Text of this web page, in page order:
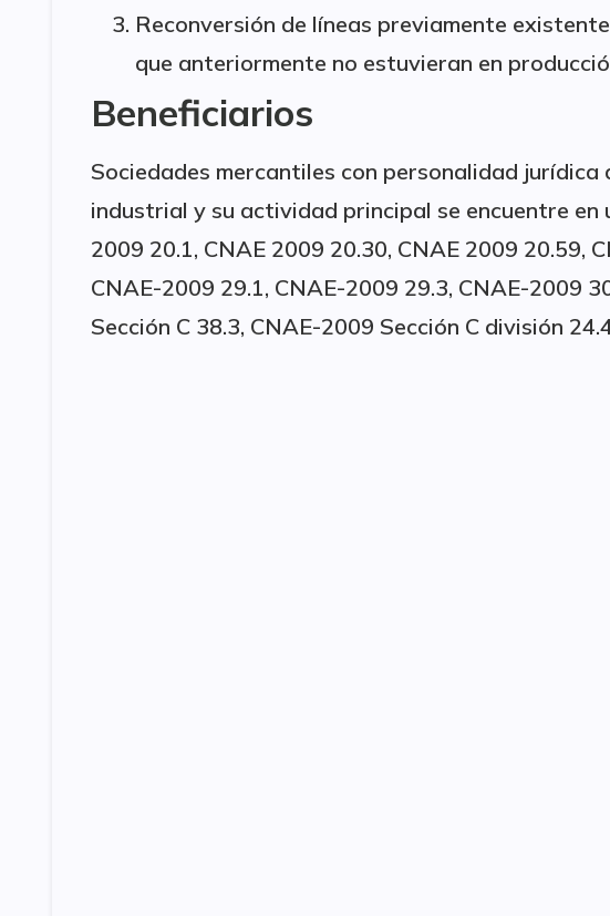
Reconversión de líneas previamente
que anteriormente no estuvieran en
Beneficiarios
Sociedades mercantiles con personalidad
industrial y su actividad principal se encuentre en
2009 20.1, CNAE 2009 20.30, CNAE 2009 20.59,
CNAE-2009 29.1, CNAE-2009 29.3, CNAE-2009
Sección C 38.3, CNAE-2009 Sección C división